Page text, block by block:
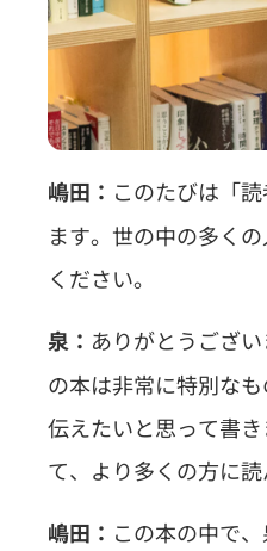
嶋田： このたびは「
ます。世の中の多く
ください。
泉： ありがとうござ
の本は非常に特別な
伝えたいと思って書
て、より多くの方に
嶋田： この本の中で